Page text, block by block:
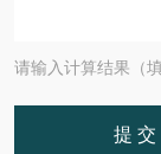
请输入计算结果（